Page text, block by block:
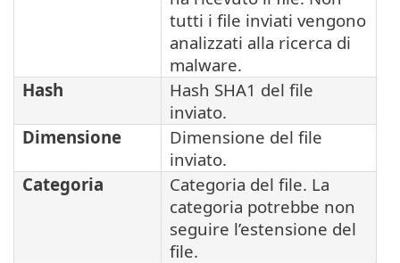
tutti i file inviati vengono
analizzati alla ricerca di
malware.
Hash
Hash SHA1 del file
inviato.
Dimensione
Dimensione del file
inviato.
Categoria
Categoria del file. La
categoria potrebbe non
seguire l’estensione del
file.